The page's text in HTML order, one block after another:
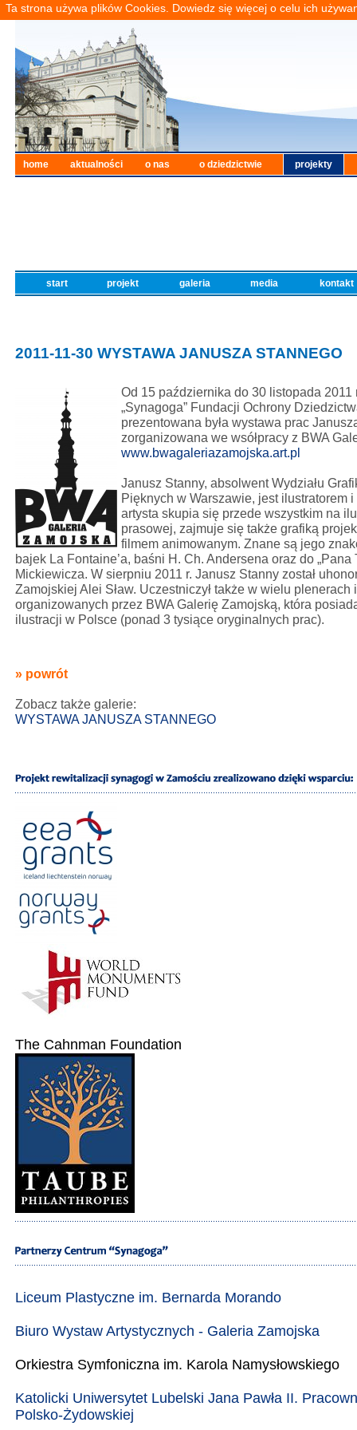
Ta strona używa plików Cookies. Dowiedz się więcej o celu ich
home aktualności o nas o dziedzictwie projekty
start projekt galeria media
2011-11-30 WYSTAWA JANUSZA STANNEGO
Od 15 października do 30 listopada 2011
„Synagoga” Fundacji Ochrony
prezentowana była wystawa prac
zorganizowana we wsółpracy z BWA
www.bwagaleriazamojska.art.pl
Janusz Stanny, absolwent Wydziału
Pięknych w Warszawie, jest ilustratorem
artysta skupia się przede wszystkim na
prasowej, zajmuje się także grafiką
filmem animowanym. Znane są jego
bajek La Fontaine’a, baśni H. Ch. Andersena oraz do „Pana
Mickiewicza. W sierpniu 2011 r. Janusz Stanny został
Zamojskiej Alei Sław. Uczestniczył także w wielu plenerach
organizowanych przez BWA Galerię Zamojską, która
ilustracji w Polsce (ponad 3 tysiące oryginalnych prac).
» powrót
Zobacz także galerie:
WYSTAWA JANUSZA STANNEGO
The Cahnman Foundation
Liceum Plastyczne im. Bernarda Morando
Biuro Wystaw Artystycznych - Galeria Zamojska
Orkiestra Symfoniczna im. Karola Namysłowskiego
Katolicki Uniwersytet Lubelski Jana Pawła II.
Polsko-Żydowskiej